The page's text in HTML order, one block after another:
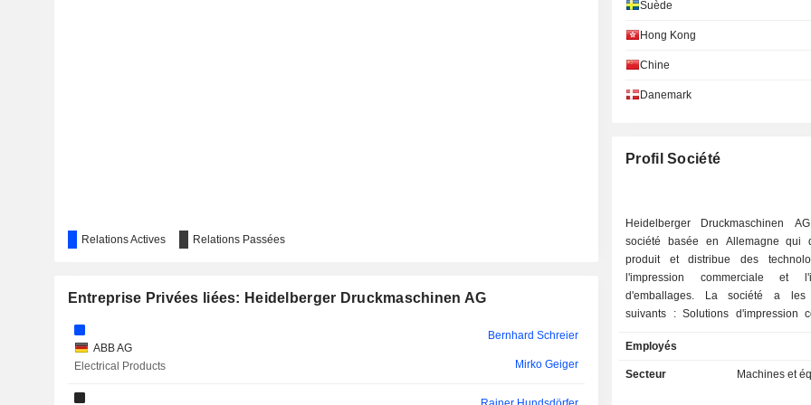
Relations Actives Relations Passées
Entreprise Privées liées: Heidelberger Druckmaschinen AG
ABB AG
Electrical Products
Bernhard Schreier
Mirko Geiger
Suède
Hong Kong
Chine
Danemark
Profil Société
Heidelberger Druckmaschinen
société basée en Allemagne qui
produit et distribue des
l'impression commerciale et
d'emballages. La société a les
suivants : Solutions d'impression
industrielle et autres ; Solutions
comprenant la boîte pliante,
d'autres emballages ; Solutions
Employés
Secteur
Machines et